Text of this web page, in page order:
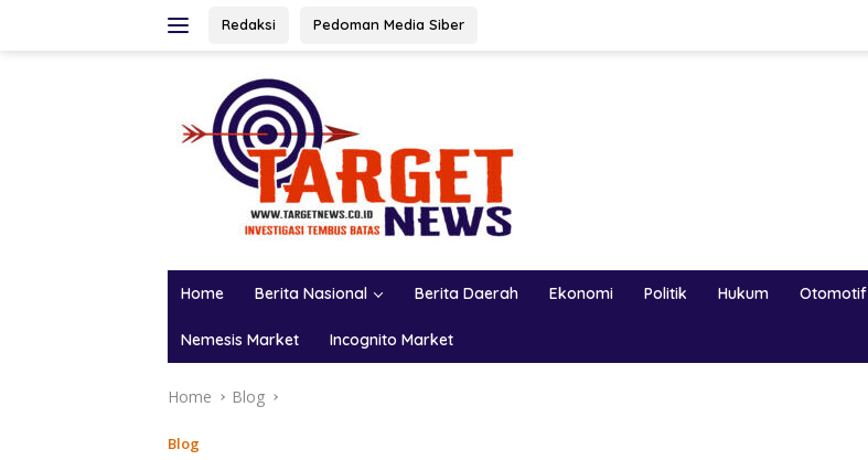
Redaksi Pedoman Media Siber
Home Berita Nasional Berita Daerah Ekonomi Politik Hukum Otomotif
Nemesis Market Incognito Market
Home Blog
Blog